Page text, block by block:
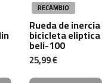
RECAMBIO
Rueda de inercia
bicicleta eliptica
beli-100
25,99 €